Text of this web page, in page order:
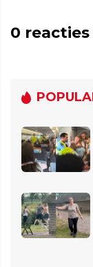
0 reacties